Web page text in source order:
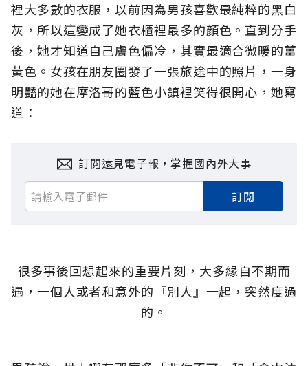
裡大多數的衣服，以前因為男孩喜歡最純粹的黑白
灰，所以這變成了她衣櫃裡最多的顏色。直到分手
後，她才知道自己膚色偏冷，其實最適合微暖的薑
黃色。女孩在朋友圈發了一張旅途中的照片，一身
明豔的她在摩洛哥的藍色小鎮裡笑得很開心，她寫
道：
訂閱遠見電子報，掌握國內外大事
訂閱
很多事後回想起來的重要片刻，大多緣自不期而
遇，一個人或者和意外的『別人』一起，突然度過
的。